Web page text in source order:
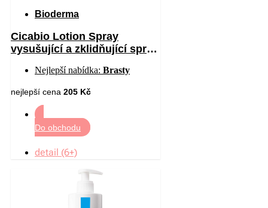
Bioderma
Cicabio Lotion Spray
vysušující a zklidňující sprej
Nejlepší nabídka: Brasty
nejlepší cena 205 Kč
Do obchodu
detail (6+)